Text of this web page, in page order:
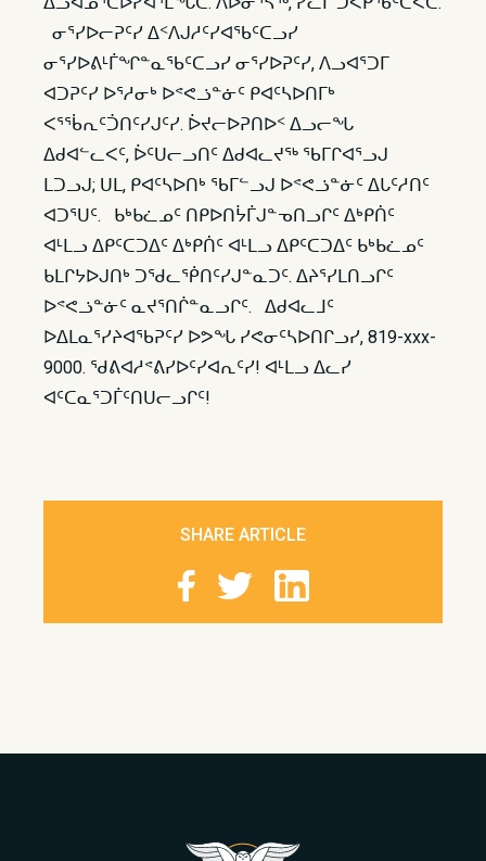
ᓂᕐᓯᐅᓕᕈᑦᓯ ᐃᑉᐱᒍᓱᑦᓯᐊᖃᑦᑕᓗᓯ
ᓂᕐᓯᐅᕕᒻᒦᖏᓐᓇᖃᑦᑕᓗᓯ ᓂᕐᓯᐅᕈᑦᓯ, ᐱᓗᐊᕐᑐᒥ
ᐊᑐᕈᑦᓯ ᐅᕐᓱᓂᒃ ᐅᕝᕙᓘᓐᓃᑦ ᑭᐊᑦᓴᐅᑎᒥᒃ
ᐸᕐᖄᕆᑦᑑᑎᑦᓯᒍᑦᓯ. ᐆᔪᓕᐅᕈᑎᐅᑉ ᐃᓗᓕᖓ
ᐃᑯᐊᓪᓚᐸᑦ, ᐆᑦᑌᓕᓗᑎᑦ ᐃᑯᐊᓚᔪᖅ ᖃᒥᒋᐊᕐᓗᒍ
ᒪᑐᓗᒍ; ᑌᒪ, ᑭᐊᑦᓴᐅᑎᒃ ᖃᒥᓪᓗᒍ ᐅᕝᕙᓘᓐᓃᑦ ᐃᒐᑦᓱᑎᑦ
ᐊᑐᕐᑌᑦ. ᑲᒃᑲᓛᓄᑦ ᑎᑭᐅᑎᔮᒦᒍᓐᓀᑎᓗᒋᑦ ᐃᒃᑭᑏᑦ
ᐊᒻᒪᓗ ᐃᑭᑦᑕᑐᐃᑦ ᐃᒃᑭᑏᑦ ᐊᒻᒪᓗ ᐃᑭᑦᑕᑐᐃᑦ ᑲᒃᑲᓛᓄᑦ
ᑲᒪᒋᔭᐅᒍᑎᒃ ᑐᖁᓚᖀᑎᑦᓯᒍᓐᓇᑐᑦ. ᐃᔨᕐᓯᒪᑎᓗᒋᑦ
ᐅᕝᕙᓘᓐᓃᑦ ᓇᔪᕐᑎᒌᓐᓇᓗᒋᑦ. ᐃᑯᐊᓚᒧᑦ
ᐅᐃᒪᓇᕐᓯᔨᐊᖃᕈᑦᓯ ᐅᕗᖓ ᓯᕙᓂᑦᓴᐅᑎᒋᓗᓯ, 819-xxx-
9000. ᖁᕕᐊᓱᕝᕕᓯᐅᑦᓯᐊᕆᑦᓯ! ᐊᒻᒪᓗ ᐃᓚᓯ
ᐊᑦᑕᓇᕐᑐᒦᑦᑎᑌᓕᓗᒋᑦ!
SHARE ARTICLE